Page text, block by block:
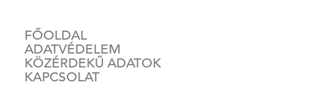
FŐOLDAL
ADATVÉDELEM
KÖZÉRDEKŰ ADATOK
KAPCSOLAT